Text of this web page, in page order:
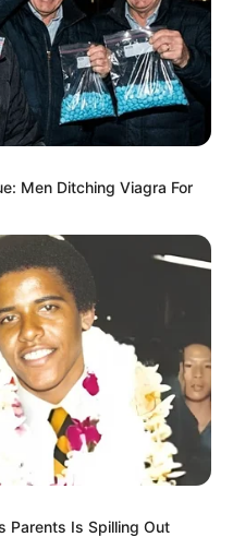
cuidado e agora
um pouco
com mais resina
fina;
pincele resina
Men Ditching Viagra For
Parents Is Spilling Out